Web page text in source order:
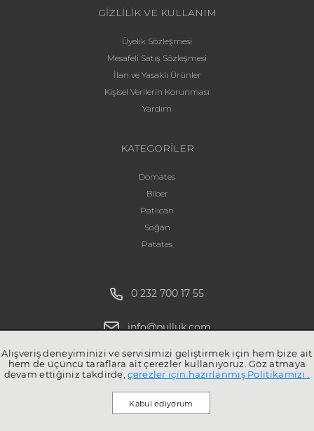
GİZLİLİK VE KULLANIM
Üyelik Sözleşmesi
Mesafeli Satış Sözleşmesi
İlan ve Yasaklı Ürünler
Kişisel Verilerin Korunması
Yardım
KATEGORİLER
Domates
Biber
Patlıcan
Soğan
Patates
0 232 700 17 55
info@pulluk.com
Alışveriş deneyiminizi ve servisimizi geliştirmek için hem bize ait
hem de üçüncü taraflara ait çerezler kullanıyoruz. Göz atmaya
devam ettiğiniz takdirde,çerezler için hazırlanmış Politikamızı .
Kabul ediyorum